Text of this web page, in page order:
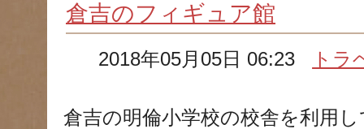
倉吉のフィギュア館
2018年05月05日 06:23 トラ
倉吉の明倫小学校の校舎を利